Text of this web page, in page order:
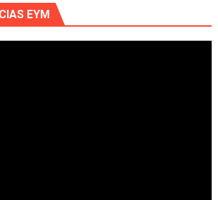
EYM